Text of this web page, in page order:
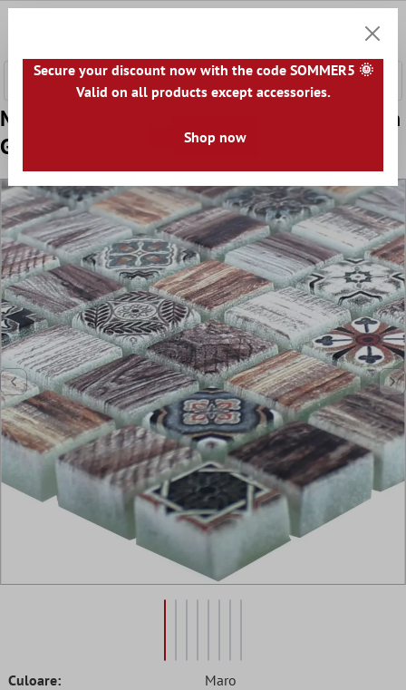
Model din Mozaic De Sticlă Aspect De Lemn
Gresie Vision Maro
Culoare:
Maro
Secure your discount now with the code SOMMER5 🌞
Valid on all products except accessories.
Shop now